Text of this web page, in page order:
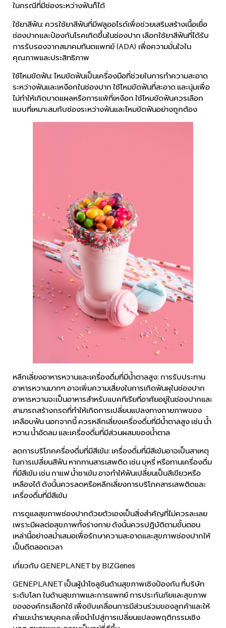
ในกรณีที่มีช่องระหว่างฟันก็ได้
ใช้ยาสีฟัน: ควรใช้ยาสีฟันที่มีฟลูออไรด์เพื่อช่วยเสริมสร้างเนื้อเยื่อ
ช่องปากและป้องกันโรคเกิดขึ้นในช่องปาก เลือกใช้ยาสีฟันที่ได้รับ
การรับรองจากสมาคมทันตแพทย์ (ADA) เพื่อความมั่นใจใน
คุณภาพและประสิทธิภาพ
ใช้ไหมขัดฟัน: ไหมขัดฟันเป็นเครื่องมือที่ช่วยในการทำความสะอาด
ระหว่างฟันและเหงือกในช่องปาก ใช้ไหมขัดฟันที่สะอาด และนุ่มเพื่อ
ไม่ทำให้เกิดบาดแผลหรือการแพ้ที่เหงือก ใช้ไหมขัดฟันควรเลือก
แบบที่เหมาะสมกับช่องระหว่างฟันและไหมขัดฟันอย่างถูกต้อง
หลีกเลี่ยงอาหารหวานและเครื่องดื่มที่มีน้ำตาลสูง: การรับประทาน
อาหารหวานมากๆ อาจเพิ่มความเสี่ยงในการเกิดฟันผุในช่องปาก
อาหารหวานจะเป็นอาหารสำหรับแบคทีเรียที่อาศัยอยู่ในช่องปากและ
สามารถสร้างกรดที่ทำให้เกิดการเปลี่ยนแปลงทางกายภาพของ
เคลือบฟัน นอกจากนี้ ควรหลีกเลี่ยงเครื่องดื่มที่มีน้ำตาลสูง เช่น น้ำ
หวาน น้ำอัดลม และเครื่องดื่มที่มีส่วนผสมของน้ำตาล
ลดการบริโภคครื่องดื่มที่มีสีเข้ม: เครื่องดื่มที่มีสีเข้มอาจเป็นสาเหตุ
ในการเปลี่ยนสีฟัน หากทานสารเสพติด เช่น บุหรี่ หรือทานเครื่องดื่ม
ที่มีสีเข้ม เช่น กาแฟ น้ำชาเข้ม อาจทำให้ฟันเปลี่ยนเป็นสีเขียวหรือ
เหลืองได้ ดังนั้นควรลดหรือหลีกเลี่ยงการบริโภคสารเสพติดและ
เครื่องดื่มที่มีสีเข้ม
การดูแลสุขภาพช่องปากด้วยตัวเองเป็นสิ่งสำคัญที่ไม่ควรละเลย
เพราะมีผลต่อสุขภาพทั้งร่างกาย ดังนั้นควรปฏิบัติตามขั้นตอน
เหล่านี้อย่างสม่ำเสมอเพื่อรักษาความสะอาดและสุขภาพช่องปากให้
เป็นดีตลอดเวลา
เกี่ยวกับ GENEPLANET by BIZGenes
GENEPLANET เป็นผู้นำโซลูชันด้านสุขภาพเชิงป้องกัน ที่บริษัท
ระดับโลก ในด้านสุขภาพและการแพทย์ การประกันภัยและสุขภาพ
ขององค์กรเลือกใช้ เพื่อขับเคลื่อนการมีส่วนร่วมของลูกค้าและให้
คำแนะนำรายบุคคล เพื่อนำไปสู่การเปลี่ยนแปลงพฤติกรรมเชิง